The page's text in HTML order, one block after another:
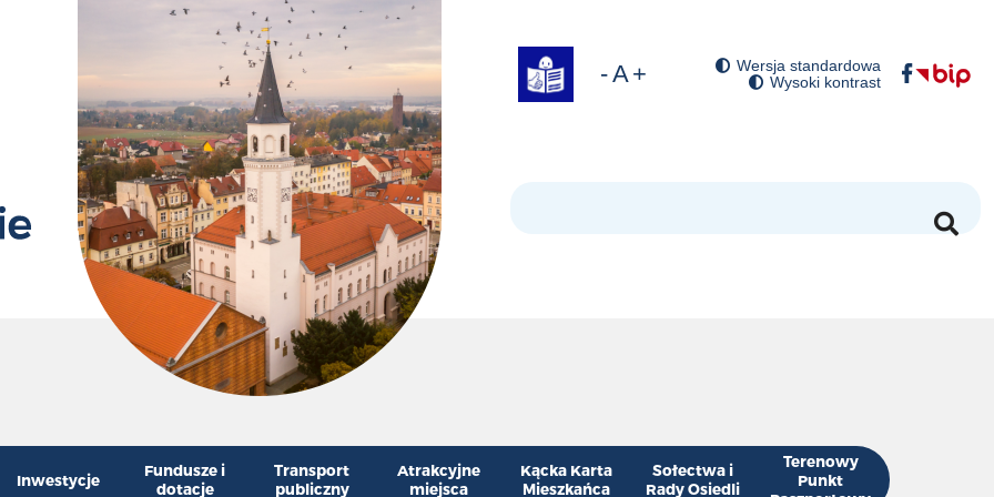
IF-PP.747.1.2026.BZK z dnia 19 lutego 2026 r.
Zmniejsz rozmiar czcionki
Przywróć domyślny rozmiar czcionki
Zwiększ rozmiar czcionki
Wersja standardowa
Wysoki kontrast
Inwestycje
Fundusze i
dotacje
Transport
publiczny
Atrakcyjne
miejsca
Kącka Karta
Mieszkańca
Sołectwa i
Rady Osiedli
Terenowy
Punkt